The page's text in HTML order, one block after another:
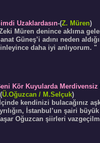
Uzaklardasın-(Z. Müren)
Müren denince aklıma
Güneş’i adını neden
daha iyi anlıyorum. "
Kör Kuyularda Merdivensiz
(Ü.Oğuzcan/ M.Selçuk)
kendinizi bulacağınız
İstanbul’un şairi
Oğuzcan şiirleri